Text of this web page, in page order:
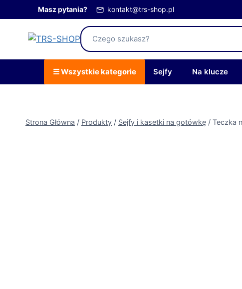
do
Masz pytania? kontakt@trs-shop.pl
☰ Wszystkie kategorie Sejfy Na klucze
Strona Główna / Produkty / Sejfy i kasetki na gotówkę / Teczka